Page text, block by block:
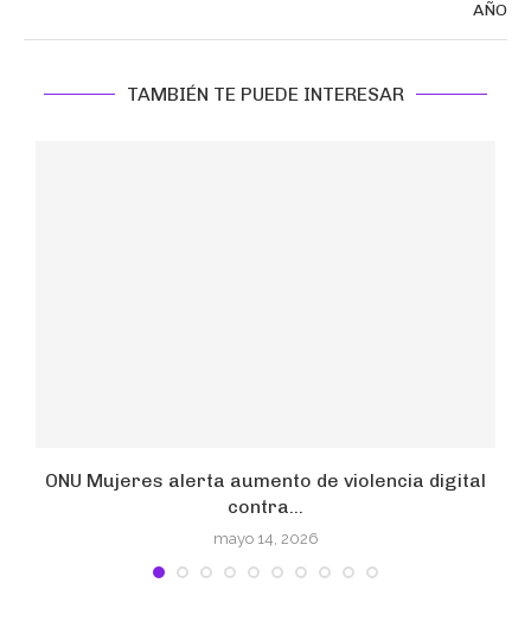
AÑO
TAMBIÉN TE PUEDE INTERESAR
ONU Mujeres alerta aumento de violencia digital
contra...
mayo 14, 2026